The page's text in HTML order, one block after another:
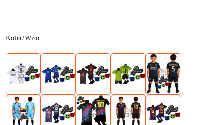
Wariant
Kolor/Wzór